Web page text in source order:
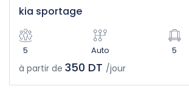
kia sportage
5 Auto 5
à partir de 350 DT /jour